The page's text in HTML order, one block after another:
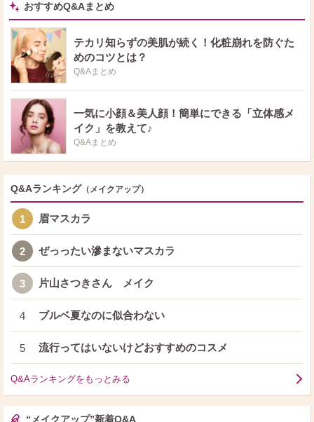
おすすめQ&Aまとめ
テカリ知らずの美肌が続く！化粧崩れを防ぐた
めのコツとは？
Q&Aまとめ
一気に小顔＆美人顔！簡単にできる「立体感メ
イク」を教えて♪
Q&Aまとめ
Q&Aランキング （メイクアップ）
1 眉マスカラ
2 ぜっったい滲まないマスカラ
3 片山さつきさん メイク
4 ブルベ夏なのに似合わない
5 流行ってはいないけどおすすめのコスメ
Q&Aランキングをもっとみる
“メイクアップ”新着Q&A